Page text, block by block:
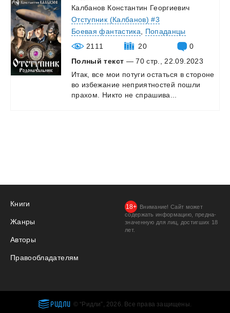
Калбанов Константин Георгиевич
Отступник (Калбанов) #3
Боевая фантастика
Попаданцы
2111
20
0
Полный текст — 70 стр., 22.09.2023
Итак,
все мои потуги остаться в стороне
во избежание неприятностей пошли
прахом.
Никто не спрашива...
Книги
Жанры
Авторы
Правообладателям
Внимание! Сайт может
содержать информацию, предна­
значенную для лиц, дости­гших 18
лет.
РИДЛИ © “Ридли”, 2026. Все права защищены.